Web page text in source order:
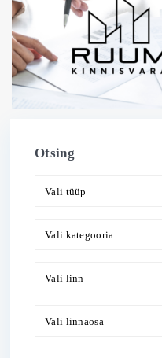
Otsing
Vali tüüp
Vali kategooria
Vali linn
Vali linnaosa